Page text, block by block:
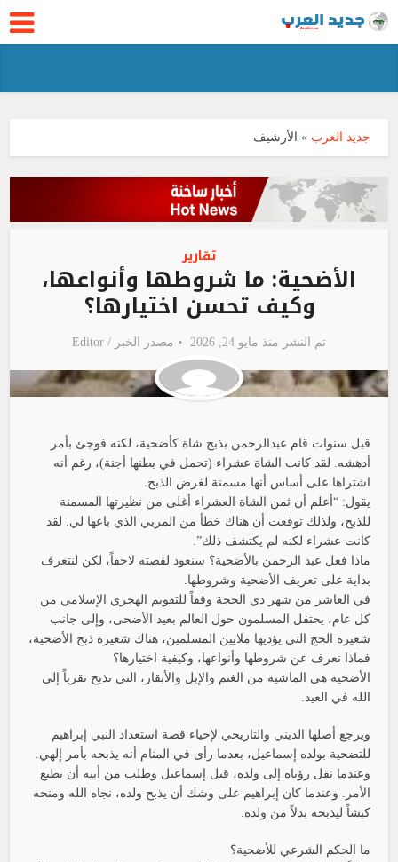
جديد العرب » الأرشيف
تقارير
الأضحية: ما شروطها وأنواعها،
وكيف تحسن اختيارها؟
تم النشر منذ مايو 24, 2026 مصدر الخبر / Editor
قبل سنوات قام عبدالرحمن بذبح شاة كأضحية، لكنه فوجئ بأمر
أدهشه. لقد كانت الشاة عشراء (تحمل في بطنها أجنة)، رغم أنه
اشتراها على أساس أنها مسمنة لغرض الذبح.
يقول: “أعلم أن ثمن الشاة العشراء أغلى من نظيرتها المسمنة
للذبح، ولذلك توقعت أن هناك خطأ من المربي الذي باعها لي. لقد
كانت عشراء لكنه لم يكتشف ذلك”.
ماذا فعل عبد الرحمن بالأضحية؟ سنعود لقصته لاحقاً، لكن لنتعرف
بداية على تعريف الأضحية وشروطها.
في العاشر من شهر ذي الحجة وفقاً للتقويم الهجري الإسلامي من
كل عام، يحتفل المسلمون حول العالم بعيد الأضحى، وإلى جانب
شعيرة الحج التي يؤديها ملايين المسلمين، هناك شعيرة ذبح الأضحية،
فماذا نعرف عن شروطها وأنواعها، وكيفية اختيارها؟
الأضحية هي الماشية من الغنم والإبل والأبقار، التي تذبح تقرباً إلى
الله في العيد.
ويرجع أصلها الديني والتاريخي لإحياء قصة استعداد النبي إبراهيم
للتضحية بولده إسماعيل، بعدما رأى في المنام أنه يذبحه بأمر إلهي.
وعندما نقل رؤياه إلى ولده، قبل إسماعيل وطلب من أبيه أن يطيع
الأمر. وعندما كان إبراهيم على وشك أن يذبح ولده، نجاه الله ومنحه
كبشاً ليذبحه بدلاً من ولده.
ما الحكم الشرعي للأضحية؟